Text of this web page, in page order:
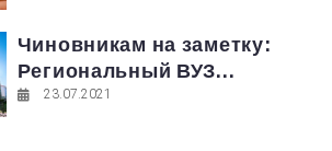
Чиновникам на заметку:
Региональный ВУЗ...
23.07.2021